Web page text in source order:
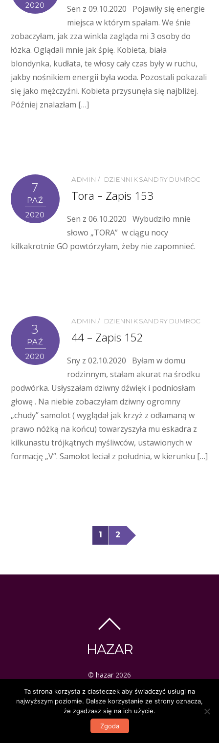
2020
Sen z 09.10.2020 Pojawiły się energie
miejsca w którym spałam. We śnie
zobaczyłam, jak zza winkla zagląda mi 3 osoby do
łózka. Oglądali mnie jak śpię. Kobieta, biała
blondynka, kudłata, te włosy cały czas były w ruchu,
jakby nośnikiem energii była woda. Pozostali pokazali
się jako mężczyźni. Kobieta przysunęła się najbliżej.
Później znalazłam […]
7
PAŹ
2020
ADMIN DZIENNIK SANDRY DUMROC
Tora – Zapis 153
Sen z 06.10.2020 Wybudziło mnie
słowo „TORA” w ciągu nocy
kilkakrotnie GO powtórzyłam, żeby nie zapomnieć.
3
PAŹ
2020
ADMIN DZIENNIK SANDRY DUMROC
44 – Zapis 152
Sny z 02.10.2020 Byłam w domu
rodzinnym, stałam akurat na środku
podwórka. Usłyszałam dziwny dźwięk i podniosłam
głowę . Na niebie zobaczyłam dziwny ogromny
„chudy” samolot ( wyglądał jak krzyż z odłamaną w
prawo nóżką na końcu) towarzyszyła mu eskadra z
kilkunastu trójkątnych myśliwców, ustawionych w
formację „V”. Samolot leciał z południa, w kierunku […]
1 2
HAZAR
© hazar 2026
ezoteryka | tarot | mistyka
Ta strona korzysta z ciasteczek aby świadczyć usługi na
najwyższym poziomie. Dalsze korzystanie ze strony oznacza,
że zgadzasz się na ich użycie.
Zgoda